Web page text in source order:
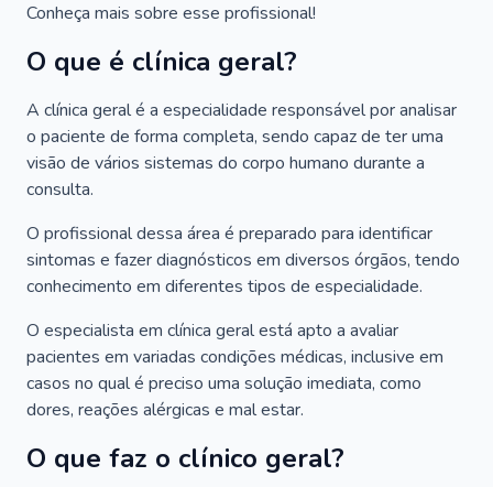
Conheça mais sobre esse profissional!
O que é clínica geral?
A clínica geral é a especialidade responsável por analisar
o paciente de forma completa, sendo capaz de ter uma
visão de vários sistemas do corpo humano durante a
consulta.
O profissional dessa área é preparado para identificar
sintomas e fazer diagnósticos em diversos órgãos, tendo
conhecimento em diferentes tipos de especialidade.
O especialista em clínica geral está apto a avaliar
pacientes em variadas condições médicas, inclusive em
casos no qual é preciso uma solução imediata, como
dores, reações alérgicas e mal estar.
O que faz o clínico geral?